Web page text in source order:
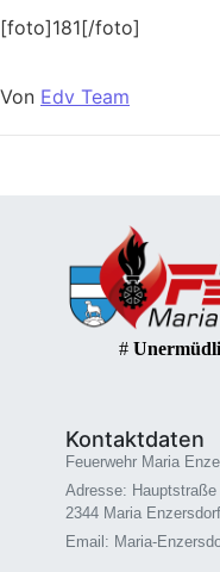
[foto]181[/foto]
Von Edv Team
#
Kontaktdaten
Feuerwehr Maria
Adresse: Hauptstraße
2344 Maria Enzersdorf
Email: Maria-